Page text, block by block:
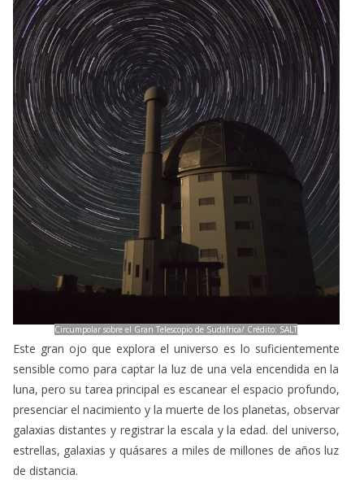
Circumpolar sobre el Gran Telescopio de Sudáfrica/ Crédito: SALT
Este gran ojo que explora el universo es lo suficientemente
sensible como para captar la luz de una vela encendida en la
luna, pero su tarea principal es escanear el espacio profundo,
presenciar el nacimiento y la muerte de los planetas, observar
galaxias distantes y registrar la escala y la edad. del universo,
estrellas, galaxias y quásares a miles de millones de años luz
de distancia.